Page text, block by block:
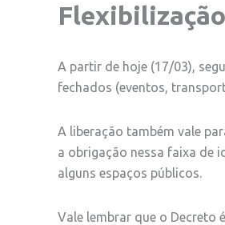
A partir de hoje (17/03),
fechados (eventos,
A liberação também vale
a obrigação nessa faixa de
alguns espaços públicos.
Vale lembrar que o Decreto